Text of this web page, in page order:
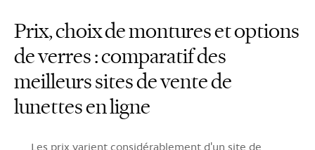
Prix, choix de montures et options
de verres : comparatif des
meilleurs sites de vente de
lunettes en ligne
Les prix varient considérablement d'un site de